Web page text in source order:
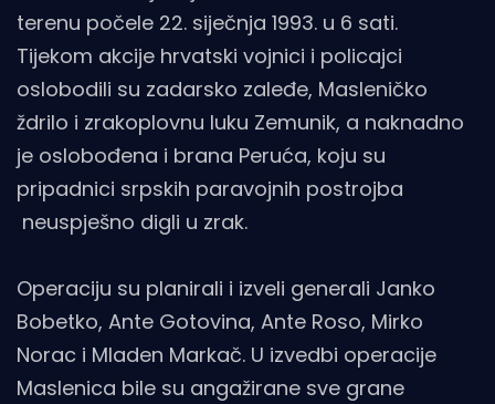
terenu počele 22. siječnja 1993. u 6 sati.
Tijekom akcije hrvatski vojnici i policajci
oslobodili su zadarsko zaleđe, Masleničko
ždrilo i zrakoplovnu luku Zemunik, a naknadno
je oslobođena i brana Peruća, koju su
pripadnici srpskih paravojnih postrojba
neuspješno digli u zrak.
Operaciju su planirali i izveli generali Janko
Bobetko, Ante Gotovina, Ante Roso, Mirko
Norac i Mladen Markač. U izvedbi operacije
Maslenica bile su angažirane sve grane